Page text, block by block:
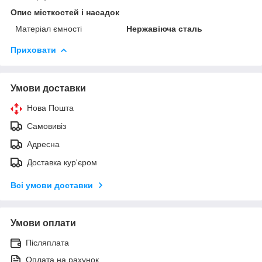
Опис місткостей і насадок
Матеріал ємності
Нержавіюча сталь
Приховати
Умови доставки
Нова Пошта
Самовивіз
Адресна
Доставка кур'єром
Всі умови доставки
Умови оплати
Післяплата
Оплата на рахунок